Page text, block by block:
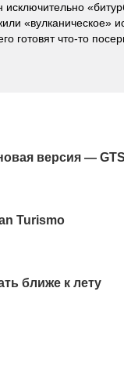
«вулканическое»
готовят что-то
версия — GTS
Turismo
ближе к лету